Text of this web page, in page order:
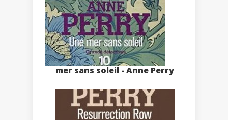
mer sans soleil - Anne Perry